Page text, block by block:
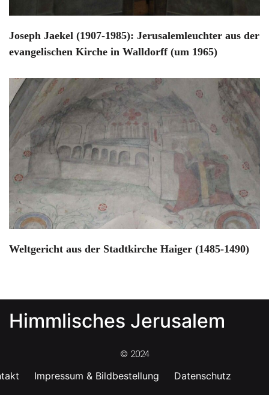
Joseph Jaekel (1907-1985): Jerusalemleuchter aus der
evangelischen Kirche in Walldorff (um 1965)
Weltgericht aus der Stadtkirche Haiger (1485-1490)
Himmlisches Jerusalem
© 2024
Impressum & Bildbestellung Datenschutz